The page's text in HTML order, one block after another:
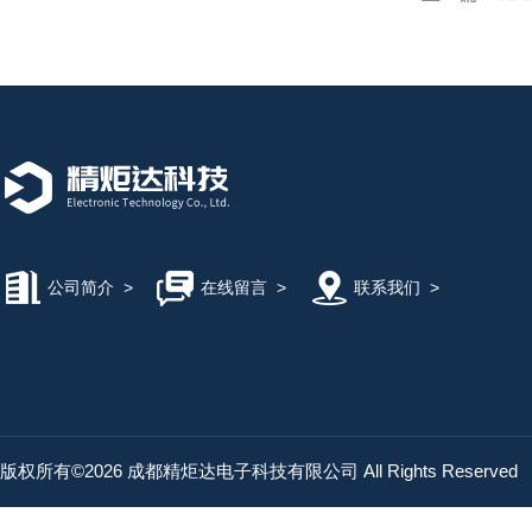
公司简介 > 在线留言> 联系我们 >
版权所有©2026 成都精炬达电子科技有限公司 All Rights Reserved